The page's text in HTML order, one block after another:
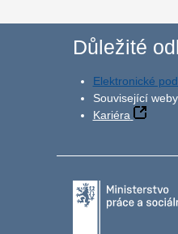
Důležité
Elektronické
Související
Kariéra